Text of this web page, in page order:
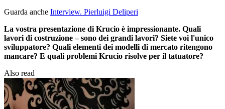
Guarda anche Interview. Pierluigi Deliperi
La vostra presentazione di Krucio è impressionante. Quali
lavori di costruzione – sono dei grandi lavori? Siete voi l'unico
sviluppatore? Quali elementi dei modelli di mercato ritengono
mancare? E quali problemi Krucio risolve per il tatuatore?
Also read